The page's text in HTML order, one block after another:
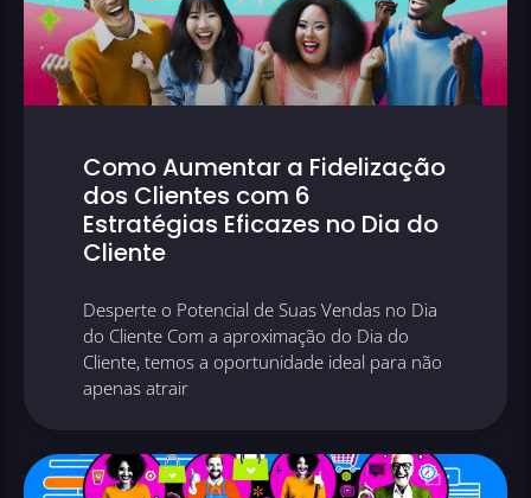
Como Aumentar a Fidelização
dos Clientes com 6
Estratégias Eficazes no Dia do
Cliente
Desperte o Potencial de Suas Vendas no Dia
do Cliente Com a aproximação do Dia do
Cliente, temos a oportunidade ideal para não
apenas atrair